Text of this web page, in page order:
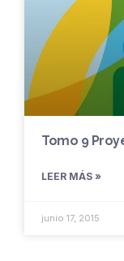
Tomo 9
LEER MÁS »
junio 17, 2015